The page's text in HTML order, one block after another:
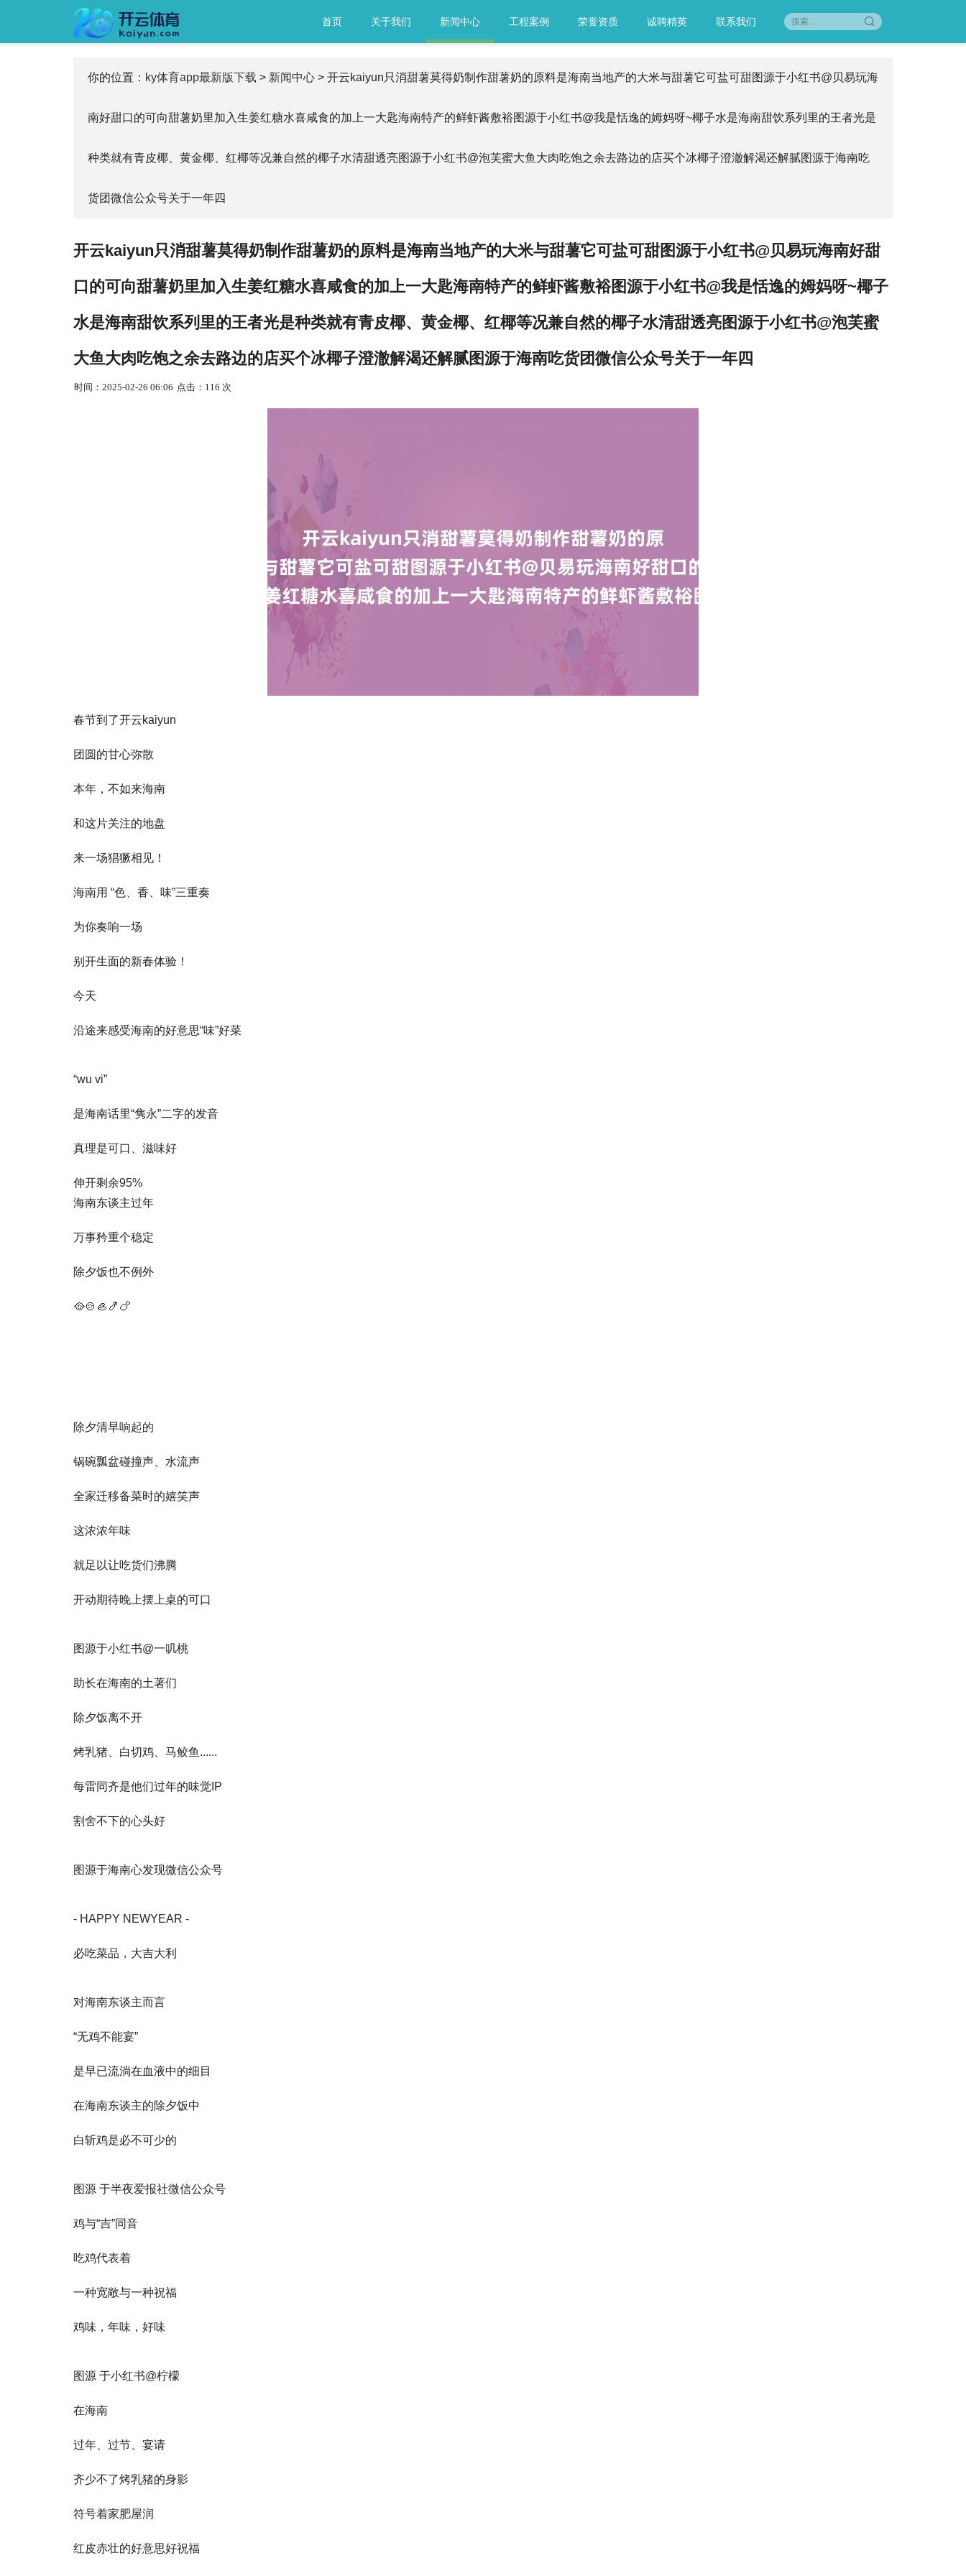
首页 关于我们 新闻中心 工程案例 荣誉资质 诚聘精英 联系我们
你的位置： ky体育app最新版下载 > 新闻中心 > 开云kaiyun只消甜薯莫得奶制作甜薯奶的原料是海南当地产的大米与甜薯它可盐可甜图源于小红书@贝易玩海
南好甜口的可向甜薯奶里加入生姜红糖水喜咸食的加上一大匙海南特产的鲜虾酱敷裕图源于小红书@我是恬逸的姆妈呀~椰子水是海南甜饮系列里的王者光是
种类就有青皮椰、黄金椰、红椰等况兼自然的椰子水清甜透亮图源于小红书@泡芙蜜大鱼大肉吃饱之余去路边的店买个冰椰子澄澈解渴还解腻图源于海南吃
货团微信公众号关于一年四
开云kaiyun只消甜薯莫得奶制作甜薯奶的原料是海南当地产的大米与甜薯它可盐可甜图源于小红书@贝易玩海南好甜
口的可向甜薯奶里加入生姜红糖水喜咸食的加上一大匙海南特产的鲜虾酱敷裕图源于小红书@我是恬逸的姆妈呀~椰子
水是海南甜饮系列里的王者光是种类就有青皮椰、黄金椰、红椰等况兼自然的椰子水清甜透亮图源于小红书@泡芙蜜
大鱼大肉吃饱之余去路边的店买个冰椰子澄澈解渴还解腻图源于海南吃货团微信公众号关于一年四
时间：2025-02-26 06:06 点击：116 次
春节到了开云kaiyun
团圆的甘心弥散
本年，不如来海南
和这片关注的地盘
来一场猖獗相见！
海南用 “色、香、味”三重奏
为你奏响一场
别开生面的新春体验！
今天
沿途来感受海南的好意思“味”好菜
“wu vi”
是海南话里“隽永”二字的发音
真理是可口、滋味好
伸开剩余95%
海南东谈主过年
万事矜重个稳定
除夕饭也不例外
🥘🍲🦪🍤🍗
除夕清早响起的
锅碗瓢盆碰撞声、水流声
全家迁移备菜时的嬉笑声
这浓浓年味
就足以让吃货们沸腾
开动期待晚上摆上桌的可口
图源于小红书@一叽桃
助长在海南的土著们
除夕饭离不开
烤乳猪、白切鸡、马鲛鱼......
每雷同齐是他们过年的味觉IP
割舍不下的心头好
图源于海南心发现微信公众号
- HAPPY NEWYEAR -
必吃菜品，大吉大利
对海南东谈主而言
“无鸡不能宴”
是早已流淌在血液中的细目
在海南东谈主的除夕饭中
白斩鸡是必不可少的
图源 于半夜爱报社微信公众号
鸡与“吉”同音
吃鸡代表着
一种宽敞与一种祝福
鸡味，年味，好味
图源 于小红书@柠檬
在海南
过年、过节、宴请
齐少不了烤乳猪的身影
符号着家肥屋润
红皮赤壮的好意思好祝福